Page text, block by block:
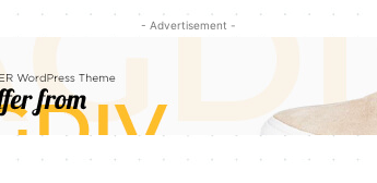
- Advertisement -